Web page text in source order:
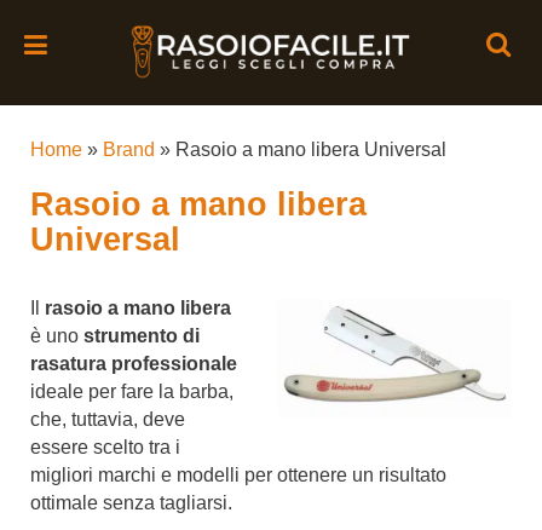
Home » Brand » Rasoio a mano libera Universal
Rasoio a mano libera
Universal
rasoio a mano libera
è uno strumento di
rasatura professionale
ideale per fare la barba,
che, tuttavia, deve
essere scelto tra i
migliori marchi e modelli per ottenere un risultato
ottimale senza tagliarsi.